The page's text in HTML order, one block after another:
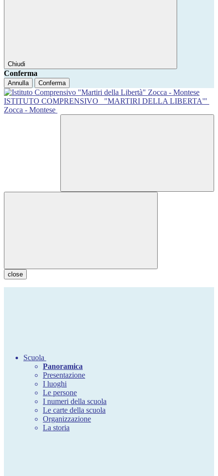
Chiudi
Conferma
Annulla Conferma
ISTITUTO COMPRENSIVO
"MARTIRI DELLA LIBERTA'"
Zocca - Montese
close
Scuola
Panoramica
Presentazione
I luoghi
Le persone
I numeri della scuola
Le carte della scuola
Organizzazione
La storia